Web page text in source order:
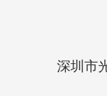
深圳市